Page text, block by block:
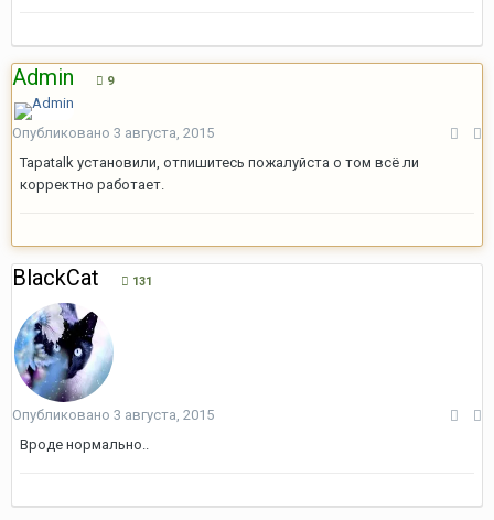
Admin 9
Опубликовано 3 августа, 2015
Tapatalk установили, отпишитесь пожалуйста о том всё ли
корректно работает.
BlackCat 131
Опубликовано 3 августа, 2015
Вроде нормально..